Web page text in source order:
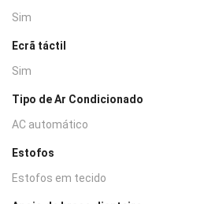
Sim
Ecrã táctil
Sim
Tipo de Ar Condicionado
AC automático
Estofos
Estofos em tecido